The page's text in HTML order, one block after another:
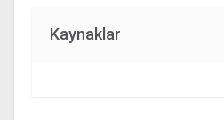
Kaynaklar